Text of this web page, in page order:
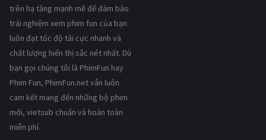
trên hạ tầng mạnh mẽ để đảm bảo
trải nghiệm xem phim fun của bạn
luôn đạt tốc độ tải cực nhanh và
chất lượng hiển thị sắc nét nhất. Dù
bạn gọi chúng tôi là PhimFun hay
Phim Fun, PhimFun.net vẫn luôn
cam kết mang đến những bộ phim
mới, vietsub chuẩn và hoàn toàn
miễn phí.